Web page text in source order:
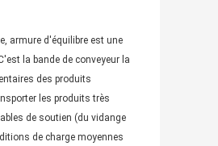
armure d'équilibre est une
la bande de conveyeur la
des produits
les produits très
de soutien (du vidange
de charge moyennes